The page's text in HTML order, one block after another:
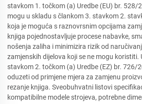
stavkom 1. točkom (a) Uredbe (EU) br. 528/
mogu u skladu s člankom 3. stavkom 2.
koja je moguća s raznovrsnim opcijama
knjiga pojednostavljuje procese nabavke,
nošenja zaliha i minimizira rizik od
zamjenskih dijelova koji se ne mogu koristiti.
stavkom 2. točkom (a) Uredbe (EZ) br. 726/
oduzeti od primjene mjera za zamjenu
rezanje knjiga. Sveobuhvatni listovi
kompatibilne modele strojeva, potrebne